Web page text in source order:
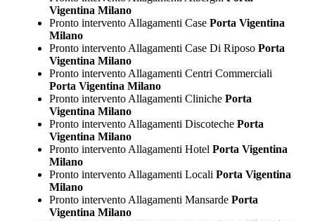
Vigentina Milano
Pronto intervento Allagamenti CasePorta Vigentina
Milano
Pronto intervento Allagamenti Case Di RiposoPorta
Vigentina Milano
Pronto intervento Allagamenti Centri Commerciali
Porta Vigentina Milano
Pronto intervento Allagamenti ClinichePorta
Vigentina Milano
Pronto intervento Allagamenti DiscotechePorta
Vigentina Milano
Pronto intervento Allagamenti Hotel Porta Vigentina
Milano
Pronto intervento Allagamenti Locali Porta Vigentina
Milano
Pronto intervento Allagamenti MansardePorta
Vigentina Milano